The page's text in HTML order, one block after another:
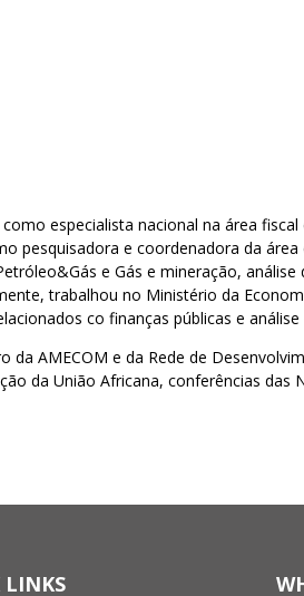
como especialista nacional na área
pesquisadora e coordenadora da
e Gás e mineração,
trabalhou no Ministério da
co finanças públicas e
da AMECOM e da Rede de
da União Africana, conferências das
LINKS